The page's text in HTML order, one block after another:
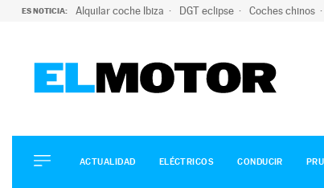
ES NOTICIA: Alquilar coche Ibiza DGT eclipse Coches chinos
ELÉCTRICOS
CONDUCIR
ACTUALIDAD ELÉCTRICOS CONDUCIR